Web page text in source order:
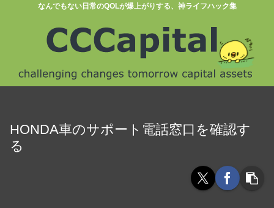
なんでもない日常のQOLが爆上がりする、神ライフハック集
HONDA車のサポート電話窓口を確認す
る